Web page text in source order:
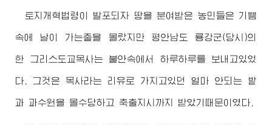
토지개혁법령이 발포되자 땅을 분여받은 농민들은 기쁨
속에 날이 가는줄을 몰랐지만 평안남도 룡강군(당시)의
한 그리스도교목사는 불안속에서 하루하루를 보내고있었
다. 그것은 목사라는 리유로 가지고있던 얼마 안되는 밭
과 과수원을 몰수당하고 축출지시까지 받았기때문이였다.